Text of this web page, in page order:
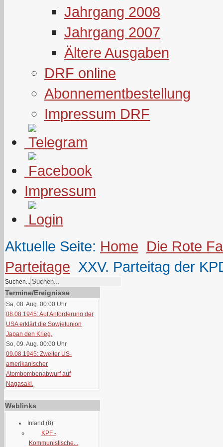
Jahrgang 2008
Jahrgang 2007
Ältere Ausgaben
DRF online
Abonnementbestellung
Impressum DRF
Impressum
Aktuelle Seite: Home Die Rote
Parteitage XXV. Parteitag der
Suchen...
Termine/Ereignisse
Sa, 08. Aug. 00:00 Uhr
08.08.1945: Auf Anforderung der
USA erklärt die Sowjetunion
Japan den Krieg.
So, 09. Aug. 00:00 Uhr
09.08.1945: Zweiter US-
amerikanischer
Atombombenabwurf auf
Nagasaki.
Weblinks
Inland (8)
KPF -
Kommunistische...